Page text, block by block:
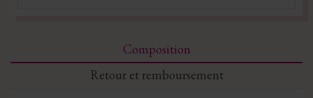
Composition
Retour et remboursement